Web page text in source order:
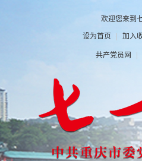
欢迎您来到
设为首页 | 加入
共产党员网 |